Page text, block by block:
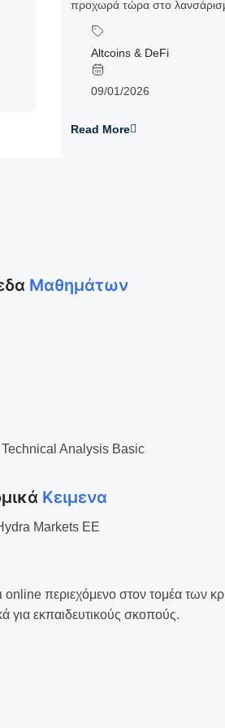
προχωρά τώρα στο
Altcoins & DeFi
09/01/2026
Read More
Μαθημάτων
Technical Analysis Basic
Κειμενα
Markets EE
περιεχόμενο στον τομέα των
για εκπαιδευτικούς σκοπούς.